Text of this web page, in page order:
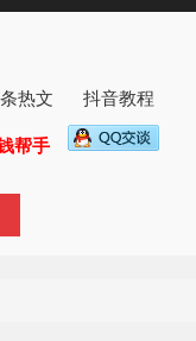
热文
抖音教程
帮手